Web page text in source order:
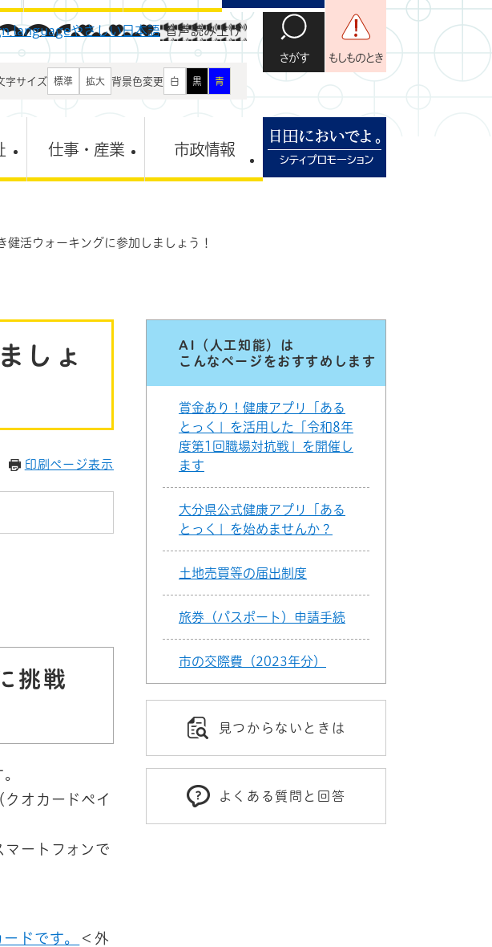
へ
languageやさしい日本語 音声読み上げ
字サイズ 標準 拡大 背景色変更 白 黒 青
さがす もしものとき
仕事・産業 市政情報
健活ウォーキングに参加しましょう！
しょ
印刷ページ表示
挑戦
オカードペイ
ートフォンで
ドです。
＜外
AI（人工知能）は
こんなページをおすすめします
賞金あり！健康アプリ「ある
とっく」を活用した「令和8年
度第1回職場対抗戦」を開催し
ます
大分県公式健康アプリ「ある
とっく」を始めませんか？
土地売買等の届出制度
旅券（パスポート）申請手続
市の交際費（2023年分）
見つからないときは
よくある質問と回答